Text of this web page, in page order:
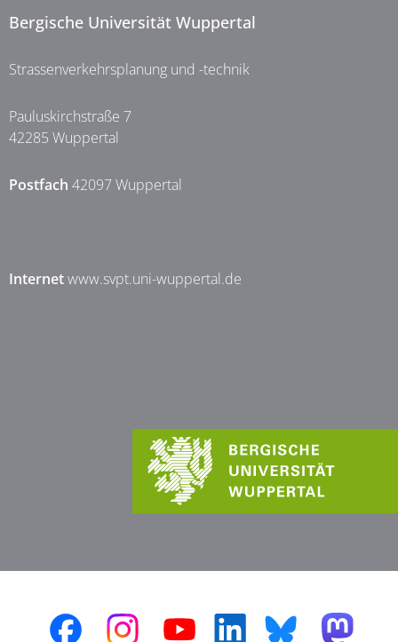
Bergische Universität Wuppertal
Strassenverkehrsplanung und -technik
Pauluskirchstraße 7
42285 Wuppertal
Postfach 42097 Wuppertal
Internetwww.svpt.uni-wuppertal.de